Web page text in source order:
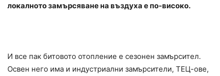
локалното замърсяване на въздуха е по-високо.
И все пак битовото отопление е сезонен замърсител.
Освен него има и индустриални замърсители, ТЕЦ-ове,